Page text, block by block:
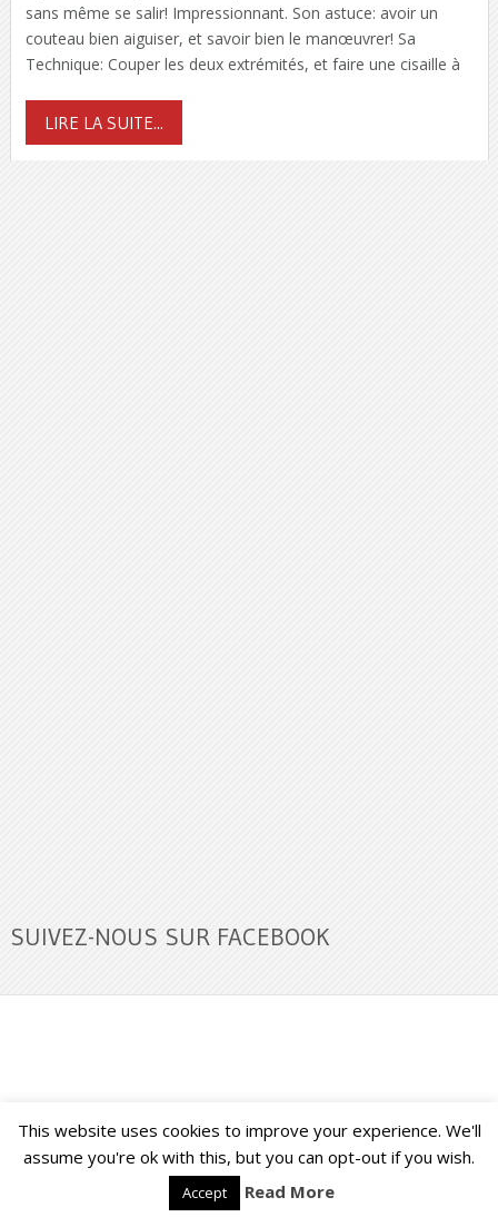
sans même se salir! Impressionnant. Son astuce: avoir un
couteau bien aiguiser, et savoir bien le manœuvrer! Sa
Technique: Couper les deux extrémités, et faire une cisaille à
LIRE LA SUITE...
SUIVEZ-NOUS SUR FACEBOOK
Buzz Ultra Copyright © 2026. Back to Top ↑
This website uses cookies to improve your experience. We'll
assume you're ok with this, but you can opt-out if you wish.
Accept Read More
Français English ( Anglais)